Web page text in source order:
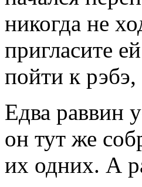
никогда не
пригласите
пойти к
Едва раввин
он тут же
их одних. А